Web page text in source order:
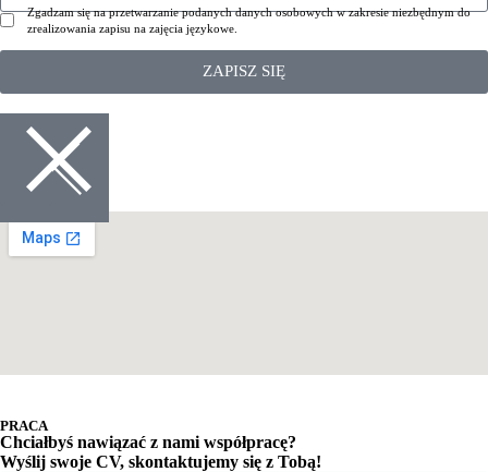
Zgadzam się na przetwarzanie podanych danych osobowych w zakresie niezbędnym do
zrealizowania zapisu na zajęcia językowe.
ZAPISZ SIĘ
PRACA
Chciałbyś nawiązać z nami współpracę?
Wyślij swoje CV, skontaktujemy się z Tobą!